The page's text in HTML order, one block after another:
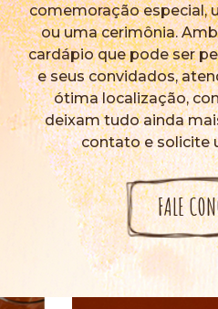
comemoração especial,
ou uma cerimônia.
cardápio que pode ser
e seus convidados,
ótima localização,
deixam tudo ainda
contato e solicite
FALE